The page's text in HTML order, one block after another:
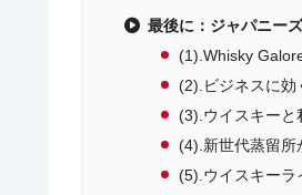
最後に：ジャパニー
(1).Whisky
(2).ビジネスに効
(3).ウイスキーと
(4).新世代蒸留所
(5).ウイスキーラ